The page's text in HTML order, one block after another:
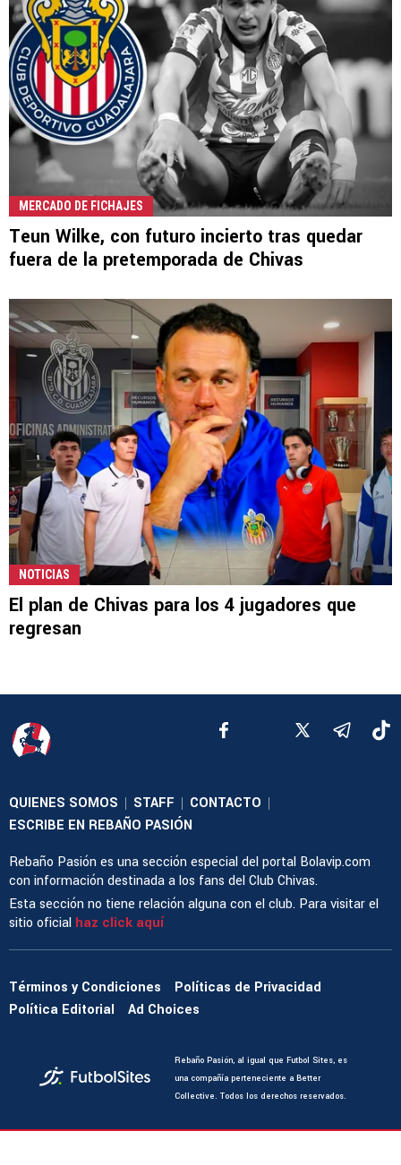
MERCADO DE FICHAJES
Teun Wilke, con futuro incierto tras quedar
fuera de la pretemporada de Chivas
NOTICIAS
El plan de Chivas para los 4 jugadores que
regresan
QUIENES SOMOS | STAFF | CONTACTO |
ESCRIBE EN REBAÑO PASIÓN
Rebaño Pasión es una sección especial del portal Bolavip.com
con información destinada a los fans del Club Chivas.
Esta sección no tiene relación alguna con el club. Para visitar el
sitio oficial haz click aquí
Términos y Condiciones
Políticas de Privacidad
Política Editorial
Ad Choices
Rebaño Pasión, al igual que Futbol Sites, es
una compañía perteneciente a Better
Collective. Todos los derechos reservados.